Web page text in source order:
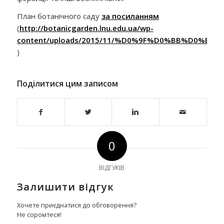
План ботанічного саду за посиланням
(http://botanicgarden.lnu.edu.ua/wp-
content/uploads/2015/11/
)
Поділитися цим записом
0
ВІДГУКІВ
Залишити відгук
Хочете приєднатися до обговорення?
Не соромтеся!